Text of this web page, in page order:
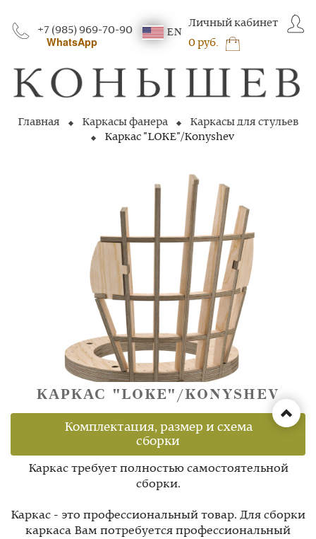
+7 (985) 969-70-90
WhatsApp
EN
Личный кабинет
0 руб.
Главная Каркасы фанера
Каркасы для стульев
Каркас "LOKE"/Konyshev
КАРКАС "LOKE"/KONYSHEV
Комплектация, размер и схема
сборки
Каркас требует полностью самостоятельной
сборки.
Каркас - это профессиональный товар. Для сборки
каркаса Вам потребуется профессиональный